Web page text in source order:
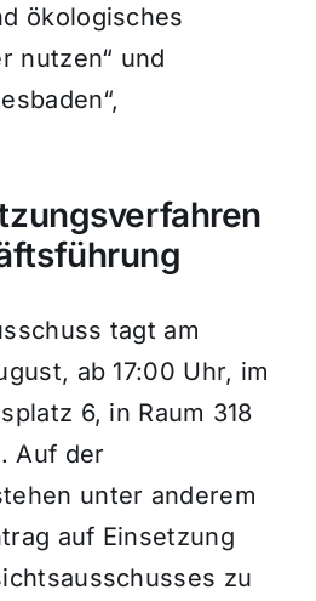
ökologisches
nutzen“ und
tagt am
ab 17:00 Uhr, im
6, in Raum 318
Auf der
unter anderem
auf Einsetzung
zu